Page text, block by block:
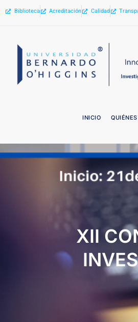
Biblioteca Acreditación Calidad
INICIO
XII